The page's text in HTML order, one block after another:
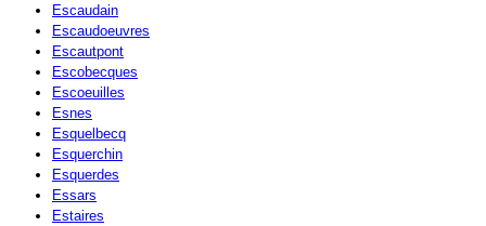
Escaudain
Escaudoeuvres
Escautpont
Escobecques
Escoeuilles
Esnes
Esquelbecq
Esquerchin
Esquerdes
Essars
Estaires